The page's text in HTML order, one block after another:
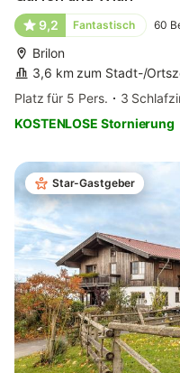
9,2 Fantastisch 60
Brilon
3,6 km zum Stadt-/
Platz für 5 Pers.
3
KOSTENLOSE Stornierung
Star-Gastgeber